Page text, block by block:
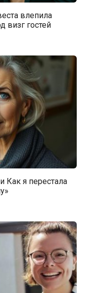
влепила
визг гостей
Как я перестала